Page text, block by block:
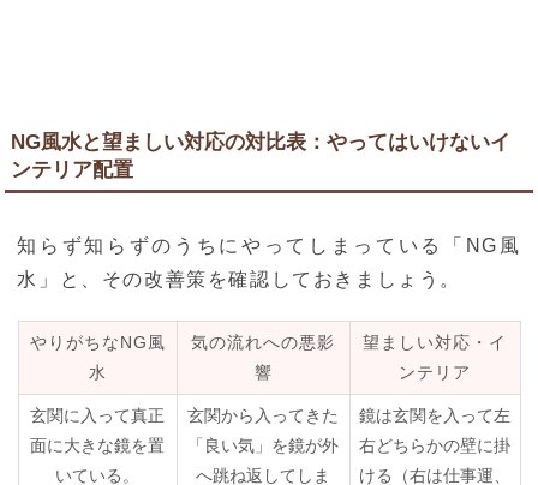
NG風水と望ましい対応の対比表：やってはいけないイ
ンテリア配置
知らず知らずのうちにやってしまっている「NG風
水」と、その改善策を確認しておきましょう。
やりがちなNG風
水
気の流れへの悪影
響
望ましい対応・イ
ンテリア
玄関に入って真正
面に大きな鏡を置
いている。
玄関から入ってきた
「良い気」を鏡が外
へ跳ね返してしま
鏡は玄関を入って左
右どちらかの壁に掛
ける（右は仕事運、